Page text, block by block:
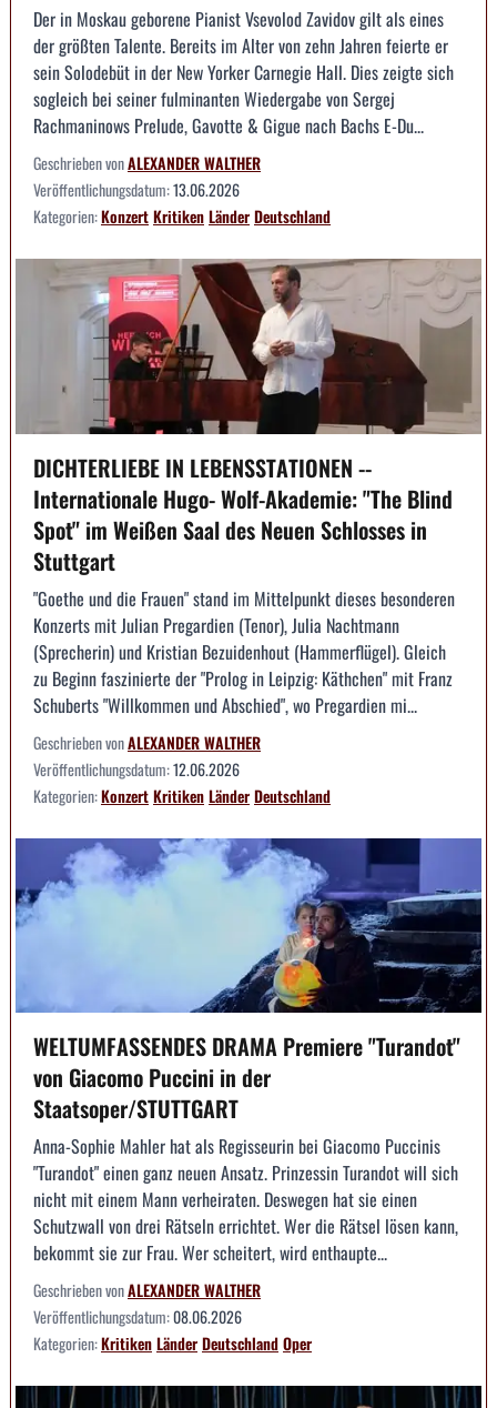
Der in Moskau geborene Pianist Vsevolod Zavidov gilt als eines
der größten Talente. Bereits im Alter von zehn Jahren feierte er
sein Solodebüt in der New Yorker Carnegie Hall. Dies zeigte sich
sogleich bei seiner fulminanten Wiedergabe von Sergej
Rachmaninows Prelude, Gavotte & Gigue nach Bachs E-Du...
Geschrieben vonALEXANDER WALTHER
Veröffentlichungsdatum:13.06.2026
Kategorien:KonzertKritikenLänderDeutschland
DICHTERLIEBE IN LEBENSSTATIONEN --
Internationale Hugo- Wolf-Akademie: "The Blind
Spot" im Weißen Saal des Neuen Schlosses in
Stuttgart
"Goethe und die Frauen" stand im Mittelpunkt dieses besonderen
Konzerts mit Julian Pregardien (Tenor), Julia Nachtmann
(Sprecherin) und Kristian Bezuidenhout (Hammerflügel). Gleich
zu Beginn faszinierte der "Prolog in Leipzig: Käthchen" mit Franz
Schuberts "Willkommen und Abschied", wo Pregardien mi...
Geschrieben vonALEXANDER WALTHER
Veröffentlichungsdatum:12.06.2026
Kategorien:KonzertKritikenLänderDeutschland
WELTUMFASSENDES DRAMA Premiere "Turandot"
von Giacomo Puccini in der
Staatsoper/STUTTGART
Anna-Sophie Mahler hat als Regisseurin bei Giacomo Puccinis
"Turandot" einen ganz neuen Ansatz. Prinzessin Turandot will sich
nicht mit einem Mann verheiraten. Deswegen hat sie einen
Schutzwall von drei Rätseln errichtet. Wer die Rätsel lösen kann,
bekommt sie zur Frau. Wer scheitert, wird enthaupte...
Geschrieben vonALEXANDER WALTHER
Veröffentlichungsdatum:08.06.2026
Kategorien:KritikenLänderDeutschlandOper